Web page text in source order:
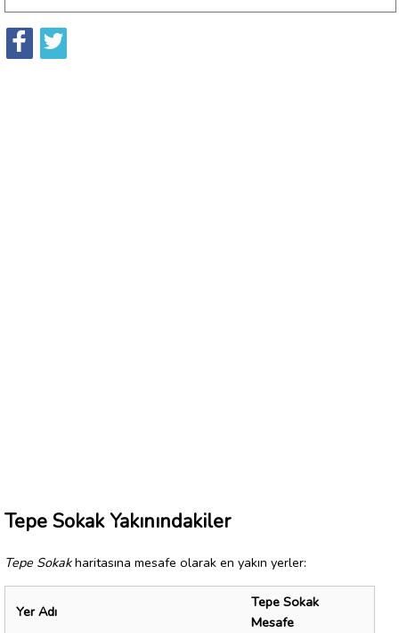
Tepe Sokak Yakınındakiler
Tepe Sokakharitasına mesafe olarak en yakın yerler:
Yer Adı
Tepe Sokak
Mesafe